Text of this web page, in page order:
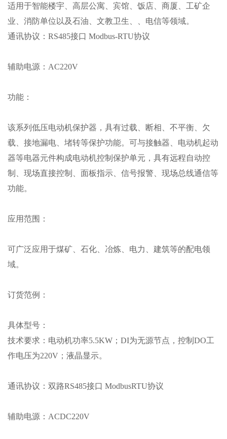
适用于智能楼宇、高层公寓、宾馆、饭店、商厦、工矿企
业、消防单位以及石油、文教卫生、、电信等领域。
通讯协议： RS485接口 Modbus-RTU协议
辅助电源： AC220V
功能：
该系列低压电动机保护器，具有过载、断相、不平衡、欠
载、接地漏电、堵转等保护功能。可与接触器、电动机起动
器等电器元件构成电动机控制保护单元，具有远程自动控
制、现场直接控制、面板指示、信号报警、现场总线通信等
功能。
应用范围：
可广泛应用于煤矿、石化、冶炼、电力、建筑等的配电领
域。
订货范例：
具体型号：
技术要求：电动机功率5.5KW；DI为无源节点，控制DO工
作电压为220V；液晶显示。
通讯协议：双路RS485接口 ModbusRTU协议
辅助电源： ACDC220V